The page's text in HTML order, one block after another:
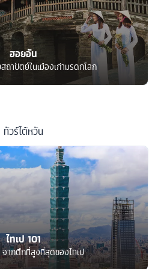
ฮอยอัน
ถาปัตย์ในเมืองเก่ามรดกโลก
ทัวร์ไต้หวัน
ไทเป 101
ากตึกที่สูงที่สุดของไทเป